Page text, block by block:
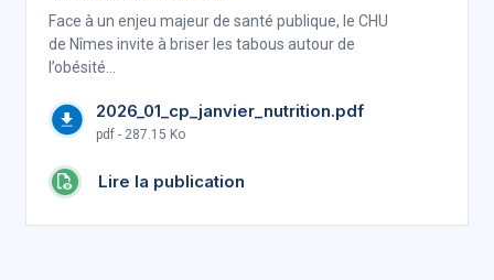
Face à un enjeu majeur de santé publique, le CHU
de Nîmes invite à briser les tabous autour de
l’obésité…
2026_01_cp_janvier_nutrition.pdf
pdf - 287.15 Ko
Lire la publication